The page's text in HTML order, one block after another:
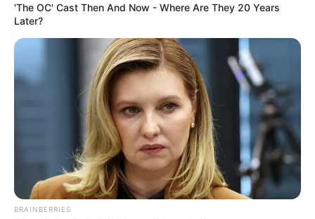
'The OC' Cast Then And Now - Where Are They 20 Years
Later?
BRAINBERRIES